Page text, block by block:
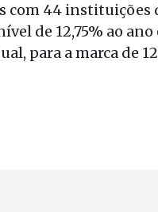
com 44 instituições
de 12,75% ao
para a marca de